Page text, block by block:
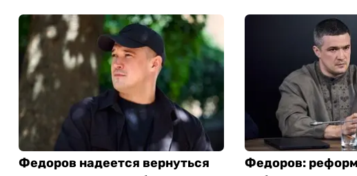
Федоров надеется вернуться
Федоров: